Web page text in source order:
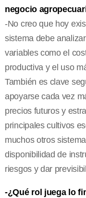
negocio
-No creo que hoy
sistema debe
variables como el
productiva y el uso
También es clave
apoyarse cada vez
precios futuros y
principales cultivos
muchos otros
disponibilidad de
riesgos y dar
-¿Qué rol juega lo